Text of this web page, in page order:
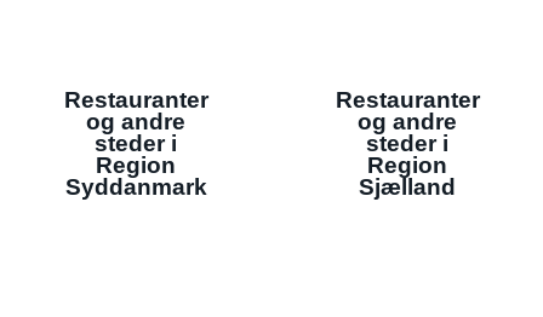
Restauranter
og andre
steder i
Region
Syddanmark
Restauranter
og andre
steder i
Region
Sjælland